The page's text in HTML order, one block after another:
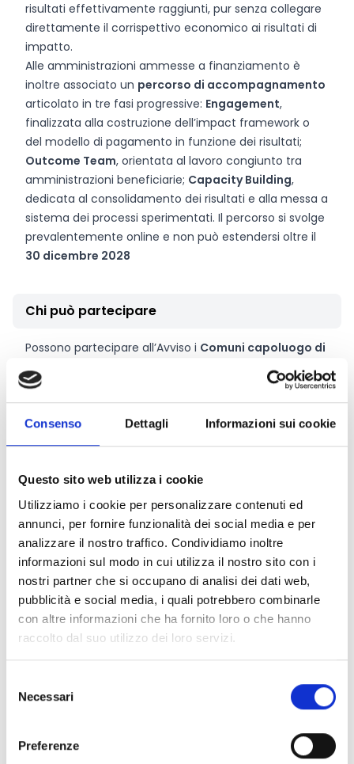
Consenso Dettagli Informazioni sui cookie
Questo sito web utilizza i cookie
Utilizziamo i cookie per personalizzare contenuti ed
annunci, per fornire funzionalità dei social media e per
analizzare il nostro traffico. Condividiamo inoltre
informazioni sul modo in cui utilizza il nostro sito con i
nostri partner che si occupano di analisi dei dati web,
pubblicità e social media, i quali potrebbero combinarle
con altre informazioni che ha fornito loro o che hanno
raccolto dal suo utilizzo dei loro servizi.
delNecessari
Preferenze
risultati effettivamente raggiunti, pur senza collegare
direttamente il corrispettivo economico ai risultati di
impatto.
Alle amministrazioni ammesse a finanziamento è
inoltre associato un percorso di accompagnamento
articolato in tre fasi progressive: Engagement,
finalizzata alla costruzione dell’impact framework o
del modello di pagamento in funzione dei risultati;
Outcome Team, orientata al lavoro congiunto tra
amministrazioni beneficiarie; Capacity Building,
dedicata al consolidamento dei risultati e alla messa a
sistema dei processi sperimentati. Il percorso si svolge
prevalentemente online e non può estendersi oltre il
30 dicembre 2028
Chi può partecipare
Possono partecipare all’Avviso i Comuni capoluogo di
provincia
che, alla data di
presentazione della candidatura, abbiano avviato o
programmato di avviare almeno una relazione di
coproduzione con soggetti terzi privati, anche di tipo
sociale, in uno degli ambiti di policy previsti. La
dall’amministrazione pubblica locale in qualità di
soggetto proponente. Ciascun Comune capoluogo di
provincia o Città Metropolitana può presentare al
massimo due candidature, fermo restando che non
può essere ammessa a finanziamento più di una
candidatura per ciascuno dei due Cluster.
Entità del contributo
. Di questi, 4.800.000,00 Euro sono
destinati al Cluster 1 e 5.200.000,00 Euro al Cluster 2.
400.000,00 Euro per ciascun Comune capoluogo di